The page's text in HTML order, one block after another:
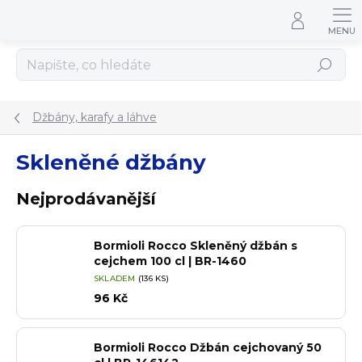
Hledat
Džbány, karafy a láhve
Skleněné džbány
Nejprodávanější
Bormioli Rocco Skleněný džbán s
cejchem 100 cl | BR-1460
SKLADEM (136 KS)
96 Kč
Bormioli Rocco Džbán cejchovaný 50